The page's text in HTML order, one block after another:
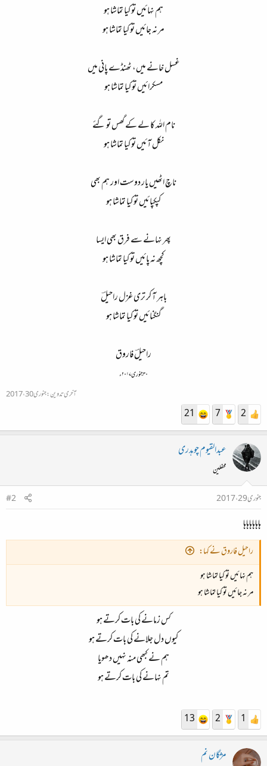
ہم نہائیں تو کیا تماشا ہو
مر نہ جائیں تو کیا تماشا ہو
غسل خانے میں، ٹھنڈے پانی میں
مسکرائیں تو کیا تماشا ہو
نام اللہ کا لے کے گھس تو گئے
نکل آئیں تو کیا تماشا ہو
ناچ اٹھیں یار دوست اور ہم بھی
کپکپائیں تو کیا تماشا ہو
پھر نہانے سے فرق بھی ایسا
کچھ نہ پائیں تو کیا تماشا ہو
باہر آ کر تری غزل راحیلؔ
گنگنائیں تو کیا تماشا ہو
راحیلؔ فاروق
۳۰ جنوری ۲۰۱۷ء
آخری تدوین:جنوری 30، 2017
2
7
21
عبدالقیوم چوہدری
محفلین
جنوری 29، 2017
#2
ہاہاہاہاہاہا
راحیل فاروق نے کہا:
ہم نہائیں تو کیا تماشا ہو
مر نہ جائیں تو کیا تماشا ہو
کس زمانے کی بات کرتے ہو
کیوں دل جلانے کی بات کرتے ہو
ہم نے کبھی منہ نہیں دھویا
تم نہانے کی بات کرتے ہو
1
2
13
مژگان نم